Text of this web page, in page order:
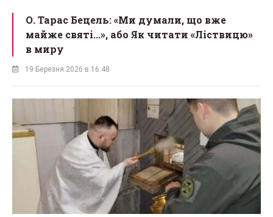
О. Тарас Бецель: «Ми думали, що вже
майже святі...», або Як читати «Ліствицю»
в миру
19 Березня 2026 в 16:48